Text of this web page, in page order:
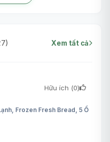
) Xem tất cả
Hữu ích (0)
Frozen Fresh Bread, 5 Ổ